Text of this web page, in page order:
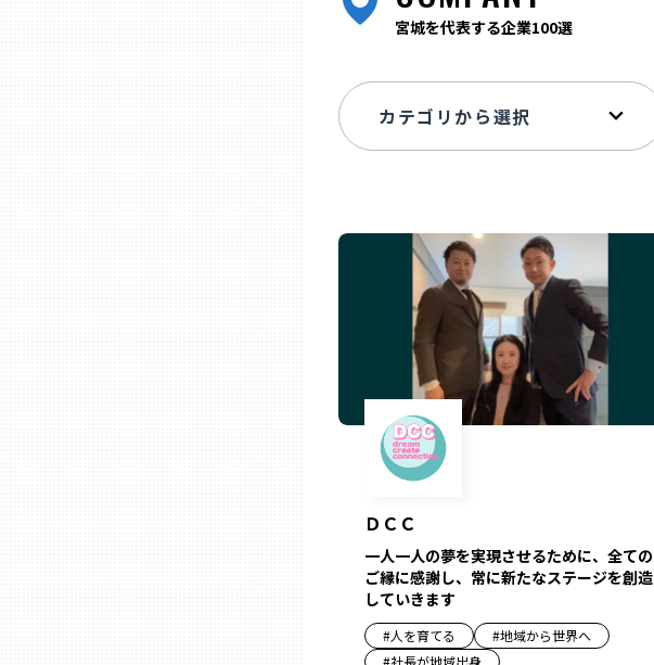
宮城を代表する企業100選
ＤＣＣ
一人一人の夢を実現させるために、全ての
ご縁に感謝し、常に新たなステージを創造
していきます
#人を育てる #地域から世界へ
#社長が地域出身